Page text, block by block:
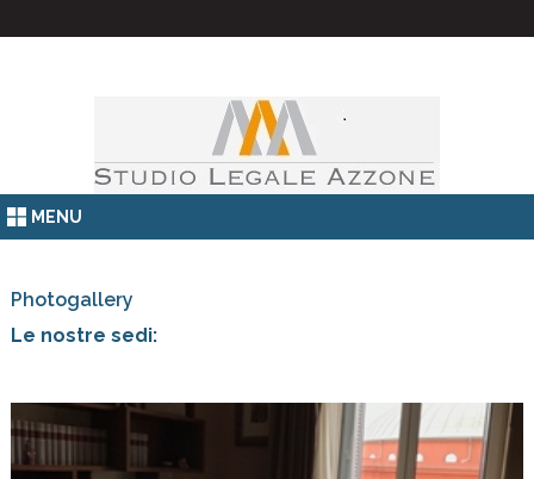
MENU
Photogallery
Le nostre sedi: